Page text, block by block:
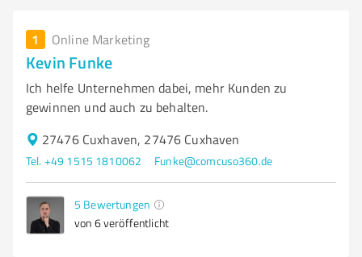
1 Online Marketing
Kevin Funke
Ich helfe Unternehmen dabei, mehr Kunden zu
gewinnen und auch zu behalten.
27476 Cuxhaven, 27476 Cuxhaven
Tel. +49 1515 1810062 Funke@comcuso360.de
5 Bewertungen
von 6 veröffentlicht